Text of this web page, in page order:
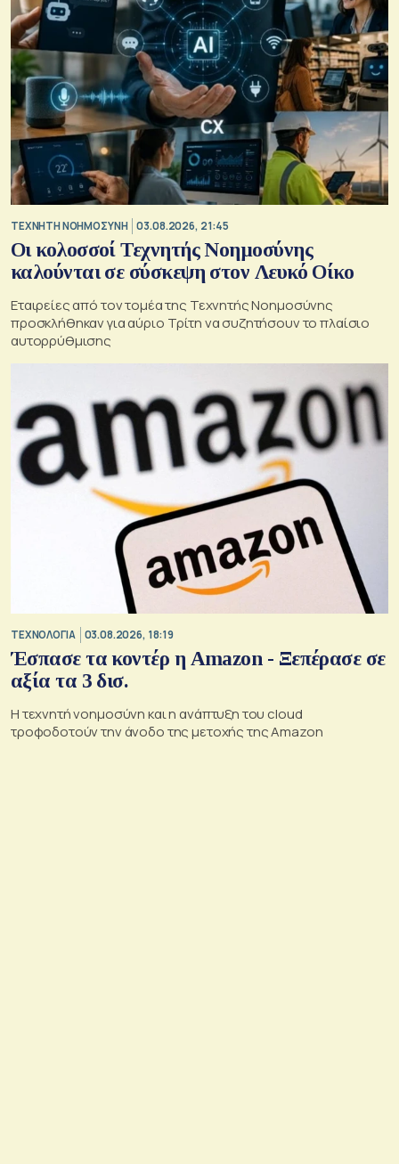
TΕΧΝΗΤΗ ΝΟΗΜΟΣΥΝΗ 03.08.2026, 21:45
Οι κολοσσοί Τεχνητής Νοημοσύνης
καλούνται σε σύσκεψη στον Λευκό Οίκο
Εταιρείες από τον τομέα της Τεχνητής Νοημοσύνης
προσκλήθηκαν για αύριο Τρίτη να συζητήσουν το πλαίσιο
αυτορρύθμισης
ΤΕΧΝΟΛΟΓΙΑ 03.08.2026, 18:19
Έσπασε τα κοντέρ η Amazon - Ξεπέρασε σε
αξία τα 3 δισ.
Η τεχνητή νοημοσύνη και η ανάπτυξη του cloud
τροφοδοτούν την άνοδο της μετοχής της Amazon